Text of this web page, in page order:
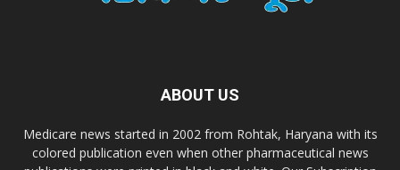
Dr. Madhukar Pharmaceuticals (P) Ltd
ABOUT US
Medicare news started in 2002 from Rohtak, Haryana with its
colored publication even when other pharmaceutical news